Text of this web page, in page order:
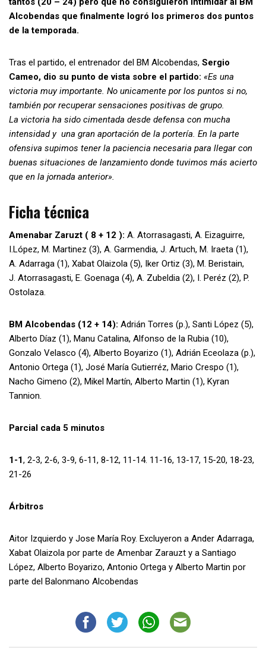
Alcobendas que finalmente logró los primeros dos puntos
de la temporada.
Tras el partido, el entrenador del BM Alcobendas, Sergio
Cameo, dio su punto de vista sobre el partido: «Es una
victoria muy importante. No unicamente por los puntos si no,
también por recuperar sensaciones positivas de grupo.
La victoria ha sido cimentada desde defensa con mucha
intensidad y una gran aportación de la portería. En la parte
ofensiva supimos tener la paciencia necesaria para llegar con
buenas situaciones de lanzamiento donde tuvimos más acierto
que en la jornada anterior».
Ficha técnica
Amenabar Zaruzt ( 8 + 12 ): A. Atorrasagasti, A. Eizaguirre,
I.López, M. Martinez (3), A. Garmendia, J. Artuch, M. Iraeta (1),
A. Adarraga (1), Xabat Olaizola (5), Iker Ortiz (3), M. Beristain,
J. Atorrasagasti, E. Goenaga (4), A. Zubeldia (2), I. Peréz (2), P.
Ostolaza.
BM Alcobendas (12 + 14): Adrián Torres (p.), Santi López (5),
Alberto Díaz (1), Manu Catalina, Alfonso de la Rubia (10),
Gonzalo Velasco (4), Alberto Boyarizo (1), Adrián Eceolaza (p.),
Antonio Ortega (1), José María Gutierréz, Mario Crespo (1),
Nacho Gimeno (2), Mikel Martín, Alberto Martin (1), Kyran
Tannion.
Parcial cada 5 minutos
1-1, 2-3, 2-6, 3-9, 6-11, 8-12, 11-14. 11-16, 13-17, 15-20, 18-23,
21-26
Árbitros
Aitor Izquierdo y Jose María Roy. Excluyeron a Ander Adarraga,
Xabat Olaizola por parte de Amenbar Zarauzt y a Santiago
López, Alberto Boyarizo, Antonio Ortega y Alberto Martin por
parte del Balonmano Alcobendas